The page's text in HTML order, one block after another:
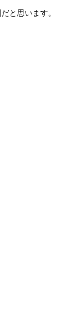
と思います。